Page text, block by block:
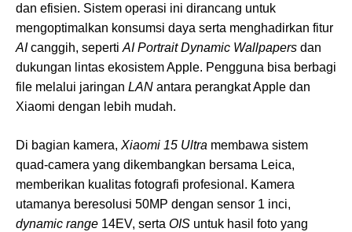
dan efisien. Sistem operasi ini dirancang untuk
mengoptimalkan konsumsi daya serta menghadirkan fitur
AI canggih, sepertiAI Portrait Dynamic Wallpapers dan
dukungan lintas ekosistem Apple. Pengguna bisa berbagi
file melalui jaringan LAN antara perangkat Apple dan
Xiaomi dengan lebih mudah.
Di bagian kamera, Xiaomi 15 Ultra membawa sistem
quad-camera yang dikembangkan bersama Leica,
memberikan kualitas fotografi profesional. Kamera
utamanya beresolusi 50MP dengan sensor 1 inci,
dynamic range 14EV, serta OIS untuk hasil foto yang